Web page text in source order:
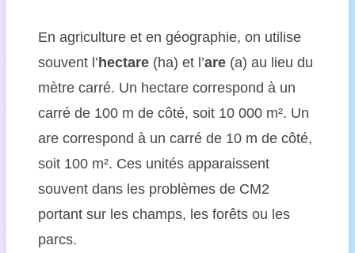
En agriculture et en géographie, on utilise
souvent l’hectare(ha) et l’are(a) au lieu du
mètre carré. Un hectare correspond à un
carré de 100 m de côté, soit 10 000 m². Un
are correspond à un carré de 10 m de côté,
soit 100 m². Ces unités apparaissent
souvent dans les problèmes de CM2
portant sur les champs, les forêts ou les
parcs.